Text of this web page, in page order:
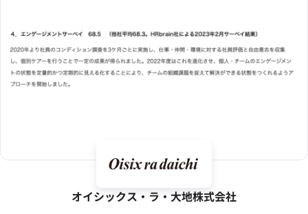
オイシックス・ラ・大地株式会社